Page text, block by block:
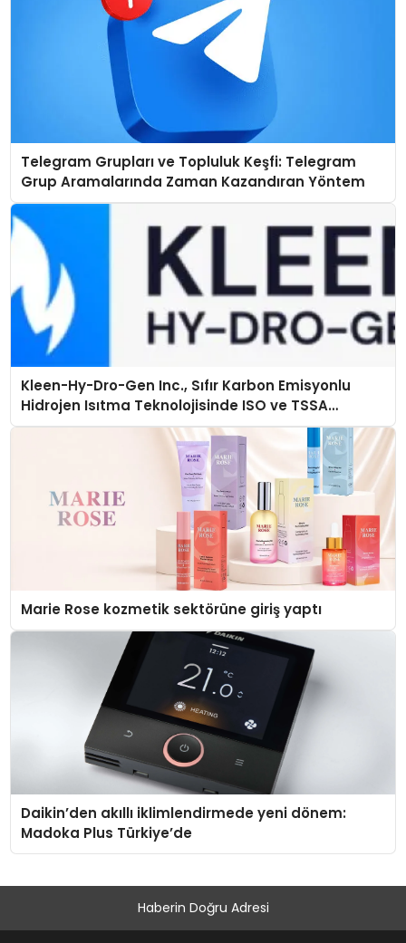
Telegram Grupları ve Topluluk Keşfi: Telegram
Grup Aramalarında Zaman Kazandıran Yöntem
Kleen-Hy-Dro-Gen Inc., Sıfır Karbon Emisyonlu
Hidrojen Isıtma Teknolojisinde ISO ve TSSA
Düzenleyici Onaylarını Aldı
Marie Rose kozmetik sektörüne giriş yaptı
Daikin’den akıllı iklimlendirmede yeni dönem:
Madoka Plus Türkiye’de
Haberin Doğru Adresi